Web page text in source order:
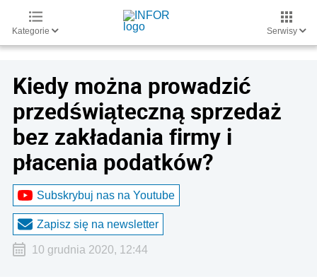
Kategorie Serwisy
Kiedy można prowadzić
przedświąteczną sprzedaż
bez zakładania firmy i
płacenia podatków?
Subskrybuj nas na Youtube
Zapisz się na newsletter
10 grudnia 2020, 12:44